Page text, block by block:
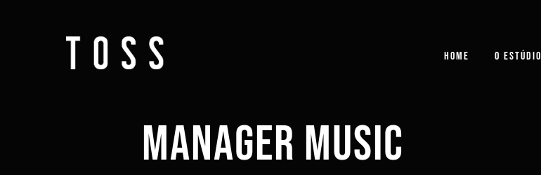
HOME O ESTÚDIO
MANAGER MUSIC